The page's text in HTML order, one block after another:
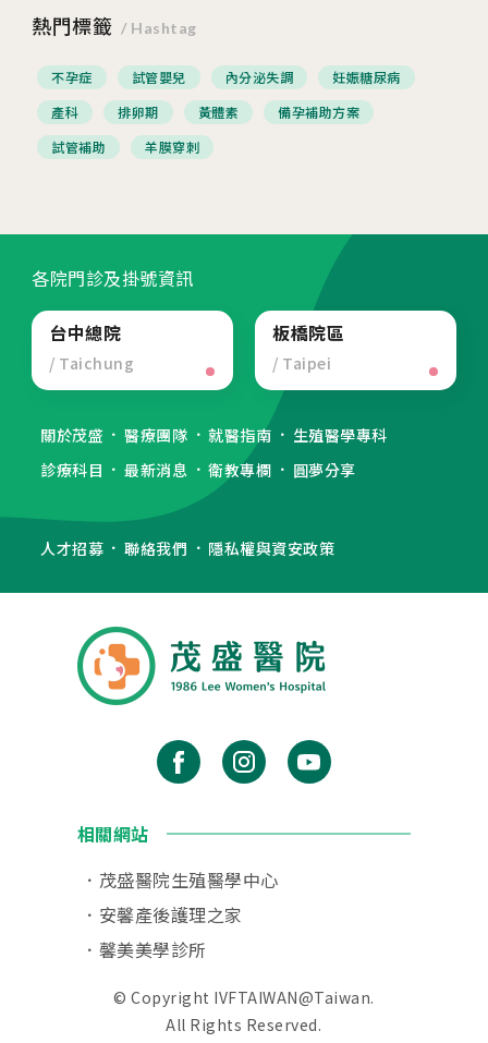
熱門標籤 / Hashtag
不孕症 試管嬰兒 內分泌失調
妊娠糖尿病
產科
排卵期 黃體素
備孕補助方案
試管補助
羊膜穿刺
各院門診及掛號資訊
台中總院
/ Taichung
板橋院區
/ Taipei
關於茂盛 醫療團隊 就醫指南
生殖醫學專科
診療科目
最新消息 衛教專欄 圓夢分享
人才招募 聯絡我們 隱私權與資安政策
相關網站
茂盛醫院生殖醫學中心
安馨產後護理之家
馨美美學診所
© Copyright IVFTAIWAN@Taiwan.
All Rights Reserved.